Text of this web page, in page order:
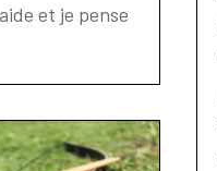
et je pense